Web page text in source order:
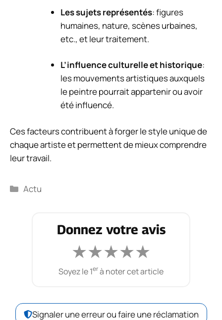
Les sujets représentés: figures
humaines, nature, scènes urbaines,
etc., et leur traitement.
L’influence culturelle et historique:
les mouvements artistiques auxquels
le peintre pourrait appartenir ou avoir
été influencé.
Ces facteurs contribuent à forger le style unique de
chaque artiste et permettent de mieux comprendre
leur travail.
Catégories
Actu
Donnez votre avis
★★★★★
Soyez le 1erà noter cet article
Signaler une erreur ou faire une réclamation